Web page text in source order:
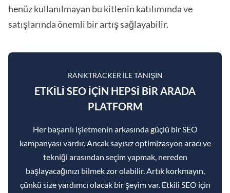
henüz kullanılmayan bu kitlenin katılımında ve
satışlarında önemli bir artış sağlayabilir.
RANKTRACKER ILE TANIŞIN
ETKILI SEO IÇIN HEPSI BIR ARADA
PLATFORM
Her başarılı işletmenin arkasında güçlü bir SEO
kampanyası vardır. Ancak sayısız optimizasyon aracı ve
tekniği arasından seçim yapmak, nereden
başlayacağınızı bilmek zor olabilir. Artık korkmayın,
çünkü size yardımcı olacak bir şeyim var. Etkili SEO için